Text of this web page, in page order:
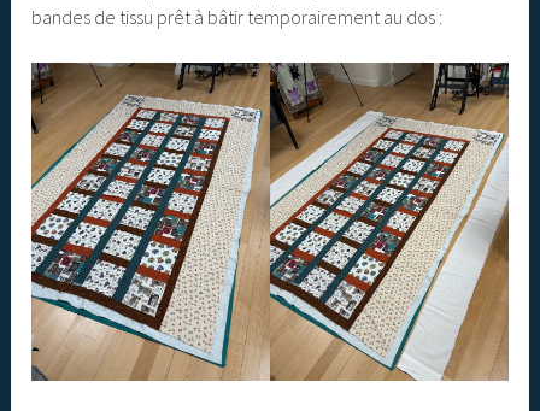
bandes de tissu prêt à bâtir temporairement au dos :